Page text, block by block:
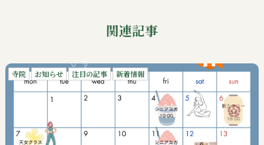
関連記事
寺院 お知らせ 注目の記事 新着情報